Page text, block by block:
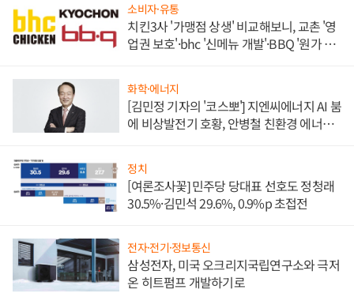
소비자·유통
치킨3사 '가맹점 상생' 비교해보니, 교촌 '영
업권 보호'·bhc '신메뉴 개발'·BBQ '원가 부
화학·에너지
[김민정 기자의 '코스뽀'] 지엔씨에너지 AI 붐
에 비상발전기 호황, 안병철 친환경 에너지
정치
[여론조사꽃] 민주당 당대표 선호도 정청래
30.5%·김민석 29.6%, 0.9%p 초접전
전자·전기·정보통신
삼성전자, 미국 오크리지국립연구소와 극저
온 히트펌프 개발하기로